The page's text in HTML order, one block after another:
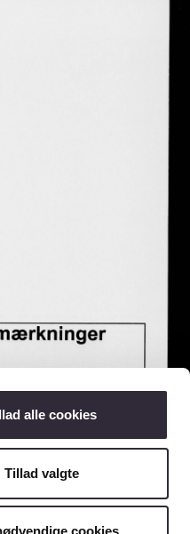
alle cookies
Tillad valgte
cookies